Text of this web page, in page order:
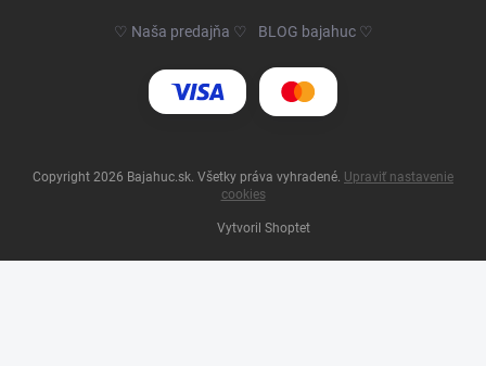
♡ Naša predajňa ♡ BLOG bajahuc ♡
Vytvoril Shoptet
Copyright 2026 Bajahuc.sk . Všetky práva vyhradené. Upraviť nastavenie
cookies